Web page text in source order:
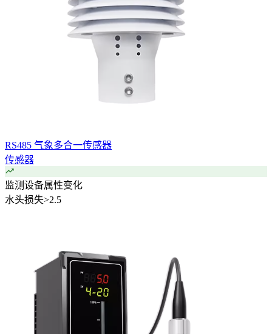
RS485 气象多合一传感器
传感器
监测设备属性变化
水头损失>2.5